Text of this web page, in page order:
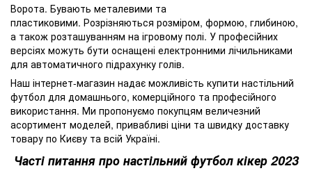
Ворота. Бувають металевими та
пластиковими. Розрізняються розміром, формою, глибиною,
а також розташуванням на ігровому полі. У професійних
версіях можуть бути оснащені електронними лічильниками
для автоматичного підрахунку голів.
Наш інтернет-магазин надає можливість купити настільний
футбол для домашнього, комерційного та професійного
використання. Ми пропонуємо покупцям величезний
асортимент моделей, привабливі ціни та швидку доставку
товару по Києву та всій Україні.
Часті питання про настільний футбол кікер 2023